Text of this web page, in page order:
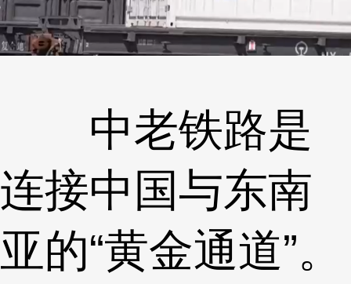
中老铁路是
连接中国与东南
亚的“黄金通道”。